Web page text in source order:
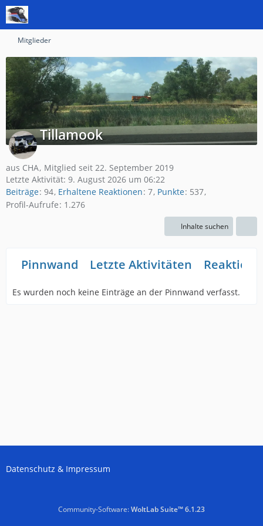
Mitglieder
Tillamook
aus CHA Mitglied seit 22. September 2019
Letzte Aktivität: 9. August 2026 um 06:22
Beiträge 94 Erhaltene Reaktionen 7 Punkte 537
Profil-Aufrufe 1.276
Inhalte suchen
Pinnwand Letzte Aktivitäten
Es wurden noch keine Einträge an der Pinnwand verfasst.
Datenschutz & Impressum
Community-Software:WoltLab Suite™ 6.1.23